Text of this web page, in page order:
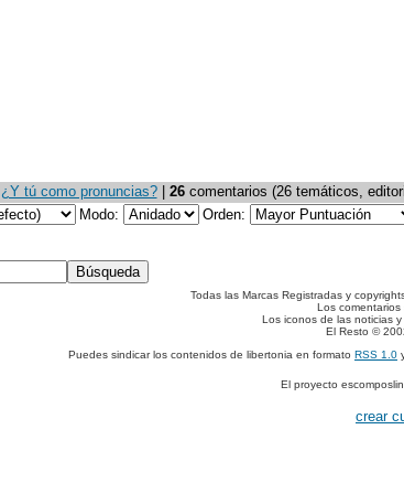
¿Y tú como pronuncias?| 26comentarios (26 temáticos,
Modo: Orden:
Todas las Marcas Registradas y
Los comentarios
Los iconos de las noticias
El Resto ©
Puedes sindicar los contenidos de libertonia en formato RSS 1.0
El proyecto
crear